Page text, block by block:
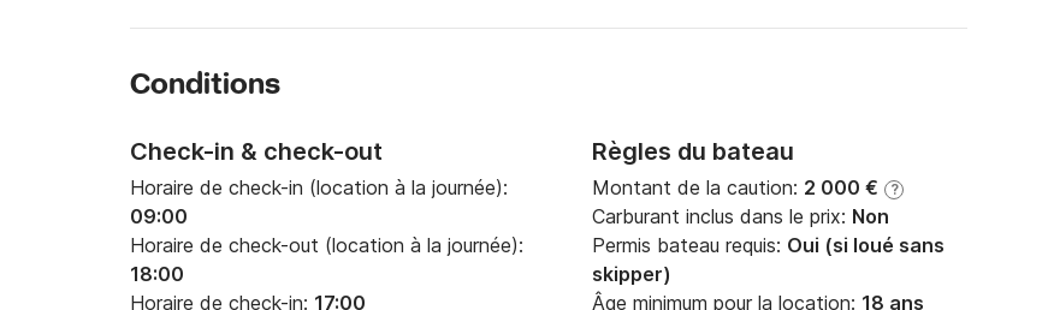
Conditions
Check-in & check-out
Horaire de check-in (location à la journée):
09:00
Horaire de check-out (location à la journée):
18:00
Horaire de check-in: 17:00
Règles du bateau
Montant de la caution: 2 000 € ?
Carburant inclus dans le prix: Non
Permis bateau requis: Oui (si loué sans
skipper)
Âge minimum pour la location: 18 ans